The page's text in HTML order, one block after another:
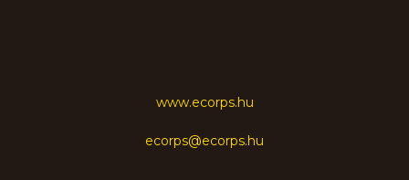
www.ecorps.hu
ecorps@ecorps.hu